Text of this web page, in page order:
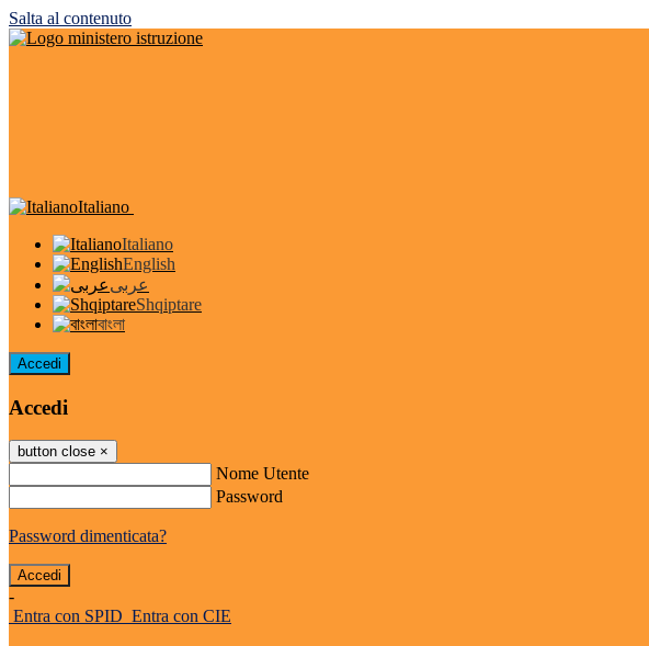
Salta al contenuto
Italiano
Italiano
English
عربى
Shqiptare
বাংলা
Accedi
Accedi
button close ×
Nome Utente
Password
Password dimenticata?
-
Entra con SPID Entra con CIE